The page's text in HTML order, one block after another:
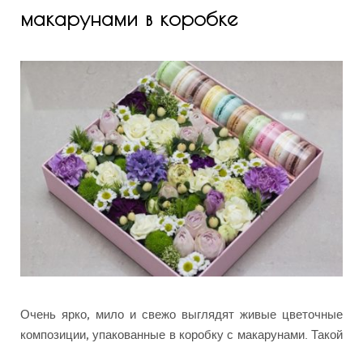
макарунами в коробке
Очень ярко, мило и свежо выглядят живые цветочные
композиции, упакованные в коробку с макарунами. Такой